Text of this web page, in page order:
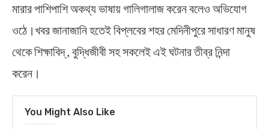
মারার পাশিপাশি অকথ্য ভাষায় গালিগালাজ করেন বলেও অভিযোগ
ওঠে।খবর জানাজানি হতেই বিপ্লবের শহর মেদিনীপুরে সাধারণ মানুষ
থেকে শিক্ষাবিদ্ , বুদ্ধিজীবী সহ সকলেই এই ঘটনার তীব্র নিন্দা
করেন।
You Might Also Like